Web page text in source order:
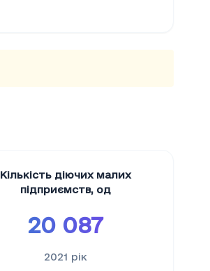
Кількість діючих малих
підприємств, од
20 087
2021 рік